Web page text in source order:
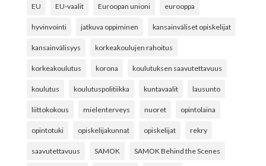
EU EU-vaalit Euroopan unioni eurooppa
hyvinvointi jatkuva oppiminen kansainväliset opiskelijat
kansainvälisyys korkeakoulujen rahoitus
korkeakoulutus korona koulutuksen saavutettavuus
koulutus koulutuspolitiikka kuntavaalit lausunto
liittokokous mielenterveys nuoret opintolaina
opintotuki opiskelijakunnat opiskelijat rekry
saavutettavuus SAMOK SAMOK Behind the Scenes